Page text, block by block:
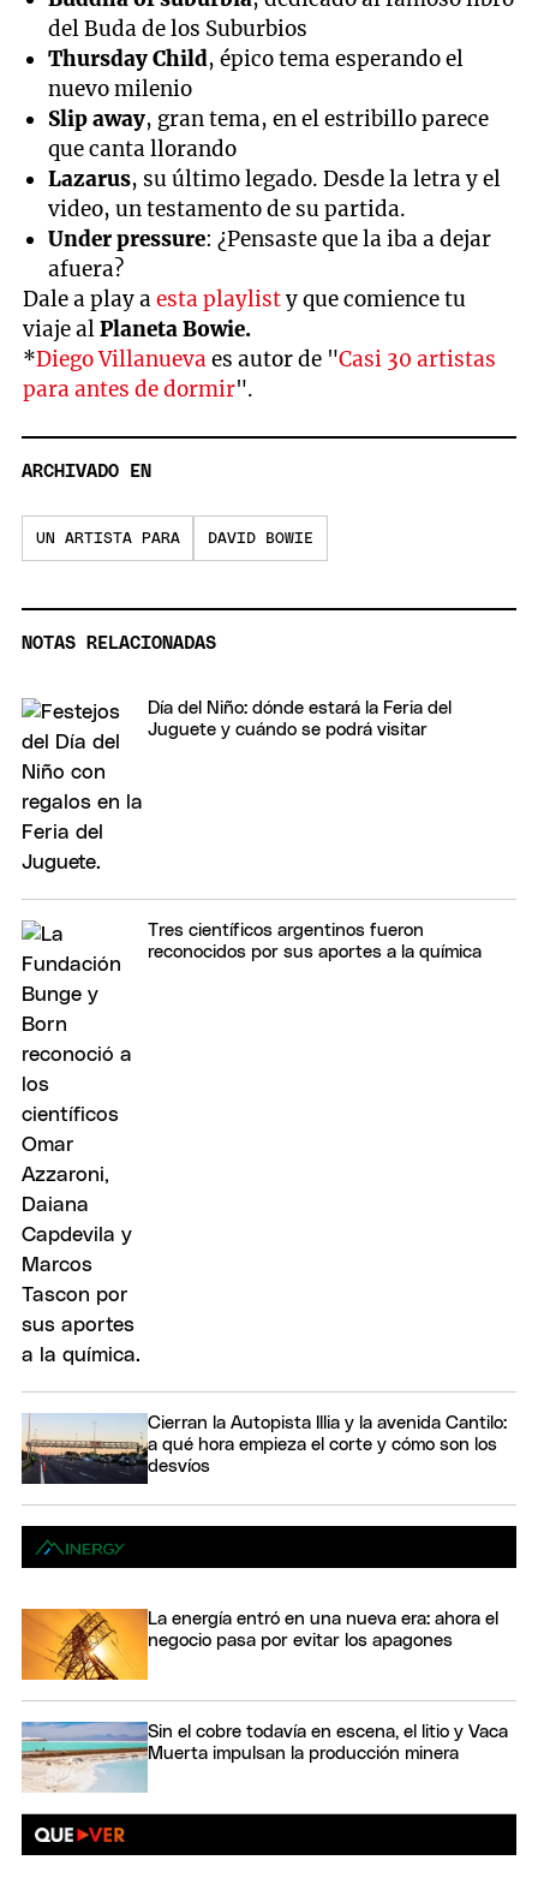
del Buda de los Suburbios
Thursday Child, épico tema esperando el
nuevo milenio
Slip away, gran tema, en el estribillo parece
que canta llorando
Lazarus, su último legado. Desde la letra y el
video, un testamento de su partida.
Under pressure: ¿Pensaste que la iba a dejar
afuera?
Dale a play aesta playlisty que comience tu
viaje alPlaneta Bowie.
*Diego Villanueva es autor de "Casi 30 artistas
para antes de dormir".
ARCHIVADO EN
UN ARTISTA PARA DAVID BOWIE
NOTAS RELACIONADAS
Día del Niño: dónde estará la Feria del
Juguete y cuándo se podrá visitar
Tres científicos argentinos fueron
reconocidos por sus aportes a la química
Cierran la Autopista Illia y la avenida Cantilo:
a qué hora empieza el corte y cómo son los
desvíos
La energía entró en una nueva era: ahora el
negocio pasa por evitar los apagones
Sin el cobre todavía en escena, el litio y Vaca
Muerta impulsan la producción minera